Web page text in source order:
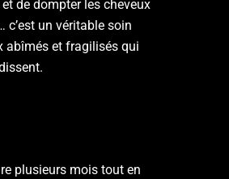
de dompter les cheveux
c’est un véritable soin
abîmés et fragilisés qui
plusieurs mois tout en